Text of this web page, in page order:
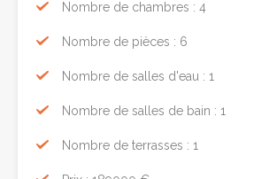
Nombre de chambres : 4
Nombre de pièces : 6
Nombre de salles d'eau : 1
Nombre de salles de bain : 1
Nombre de terrasses : 1